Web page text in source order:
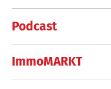
Podcast
ImmoMARKT